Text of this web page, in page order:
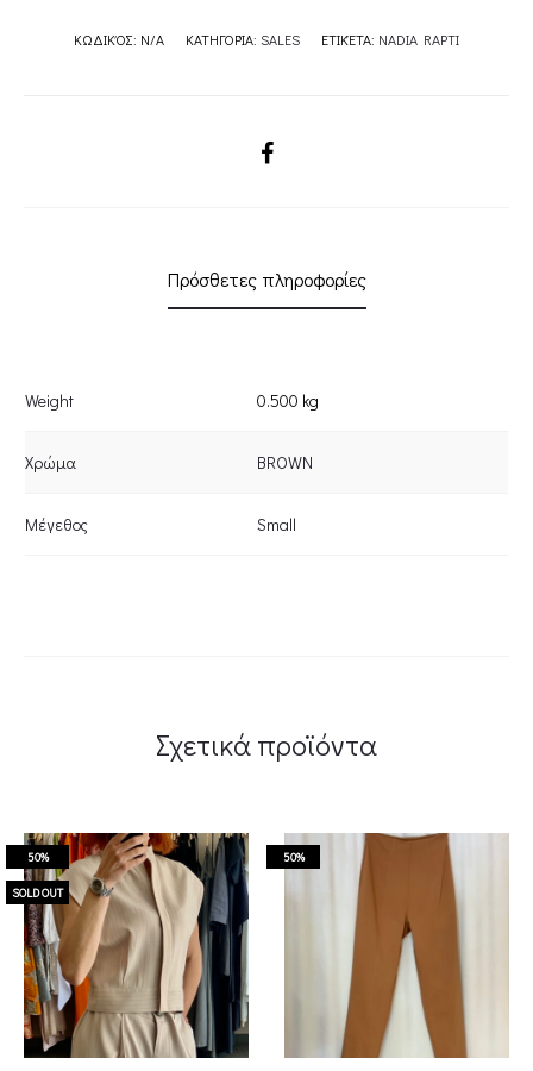
ΚΩΔΙΚΌΣ: N/A ΚΑΤΗΓΟΡΊΑ: SALES ΕΤΙΚΈΤΑ: NADIA RAPTI
SHARE
Πρόσθετες πληροφορίες
Weight 0.500 kg
Χρώμα BROWN
Μέγεθος Small
Σχετικά προϊόντα
50%
SOLD OUT
50%